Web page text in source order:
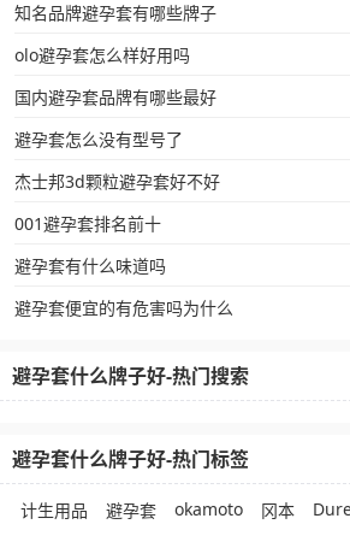
知名品牌避孕套有哪些牌子
olo避孕套怎么样好用吗
国内避孕套品牌有哪些最好
避孕套怎么没有型号了
杰士邦3d颗粒避孕套好不好
001避孕套排名前十
避孕套有什么味道吗
避孕套便宜的有危害吗为什么
避孕套什么牌子好-热门搜索
避孕套什么牌子好-热门标签
计生用品 避孕套 okamoto 冈本